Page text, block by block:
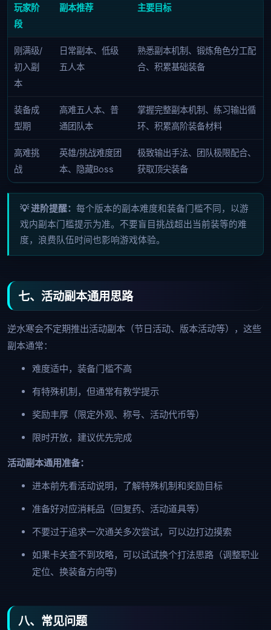
玩家阶
段
副本推荐 主要目标
刚满级/
初入副
本
日常副本、低级
五人本
熟悉副本机制、锻炼角色分工配
合、积累基础装备
装备成
型期
高难五人本、普
通团队本
掌握完整副本机制、练习输出循
环、积累高阶装备材料
高难挑
战
英雄/挑战难度团
本、隐藏Boss
极致输出手法、团队极限配合、
获取顶尖装备
💡 进阶提醒： 每个版本的副本难度和装备门槛不同，以游
戏内副本门槛提示为准。不要盲目挑战超出当前装等的难
度，浪费队伍时间也影响游戏体验。
七、活动副本通用思路
逆水寒会不定期推出活动副本（节日活动、版本活动等），这些
副本通常：
难度适中，装备门槛不高
有特殊机制，但通常有教学提示
奖励丰厚（限定外观、称号、活动代币等）
限时开放，建议优先完成
活动副本通用准备：
进本前先看活动说明，了解特殊机制和奖励目标
准备好对应消耗品（回复药、活动道具等）
不要过于追求一次通关多次尝试，可以边打边摸索
如果卡关查不到攻略，可以试试换个打法思路（调整职业
定位、换装备方向等)
八、常见问题